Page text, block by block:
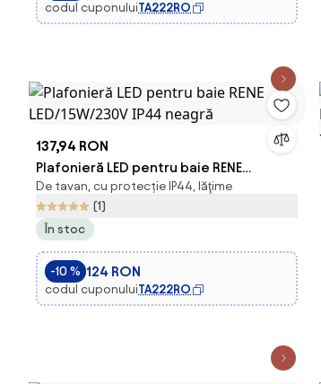
codul cuponuluiTA222RO
137,94 RON
Plafonieră LED pentru baie RENE
LED/15W/230V IP44 neagră
De tavan, cu protecție IP44, lăţime
(1)
În stoc
-10 % 124 RON
codul cuponuluiTA222RO